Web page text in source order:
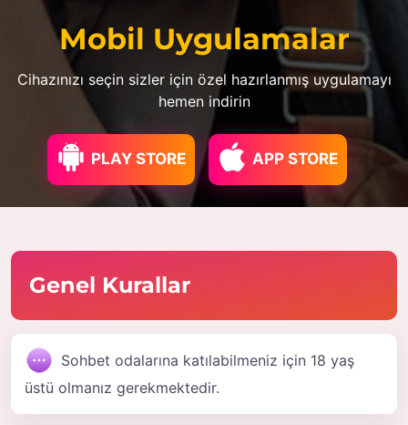
Mobil Uygulamalar
Cihazınızı seçin sizler için özel hazırlanmış uygulamayı
hemen indirin
PLAY STORE APP STORE
Genel Kurallar
Sohbet odalarına katılabilmeniz için 18 yaş
üstü olmanız gerekmektedir.